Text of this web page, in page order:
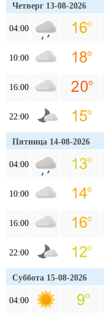
Четверг 13-08-2026
04:00
10:00
16:00
22:00
Пятница 14-08-2026
04:00
10:00
16:00
22:00
Суббота 15-08-2026
04:00